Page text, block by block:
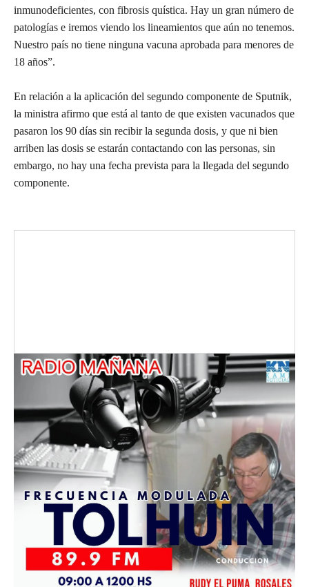
inmunodeficientes, con fibrosis quística. Hay un gran número de
patologías e iremos viendo los lineamientos que aún no tenemos.
Nuestro país no tiene ninguna vacuna aprobada para menores de
18 años”.
En relación a la aplicación del segundo componente de Sputnik,
la ministra afirmo que está al tanto de que existen vacunados que
pasaron los 90 días sin recibir la segunda dosis, y que ni bien
arriben las dosis se estarán contactando con las personas, sin
embargo, no hay una fecha prevista para la llegada del segundo
componente.